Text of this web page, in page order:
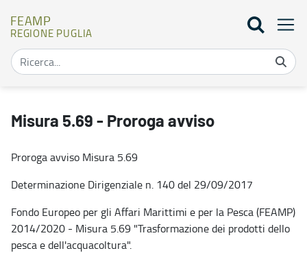
FEAMP
REGIONE PUGLIA
Misura 5.69 - Proroga avviso
Proroga avviso Misura 5.69
Determinazione Dirigenziale n. 140 del 29/09/2017
Fondo Europeo per gli Affari Marittimi e per la Pesca (FEAMP)
2014/2020 - Misura 5.69 "Trasformazione dei prodotti dello
pesca e dell'acquacoltura".